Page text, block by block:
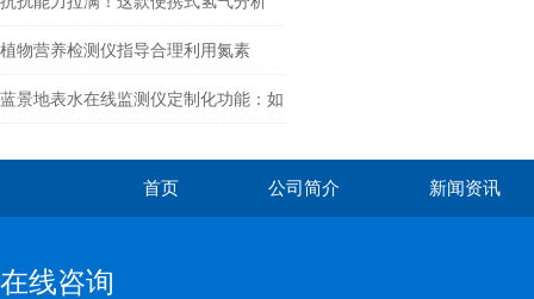
仪，复杂工况也精准
植物营养检测仪指导合理利用氮素
蓝景地表水在线监测仪定制化功能：如
首页 公司简介 新闻资讯
在线咨询